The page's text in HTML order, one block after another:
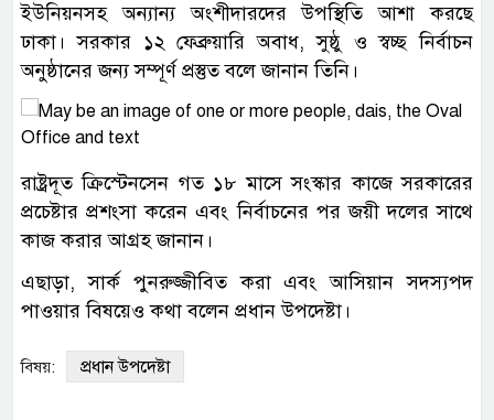
ইউনিয়নসহ অন্যান্য অংশীদারদের উপস্থিতি আশা করছে
ঢাকা। সরকার ১২ ফেব্রুয়ারি অবাধ, সুষ্ঠু ও স্বচ্ছ নির্বাচন
অনুষ্ঠানের জন্য সম্পূর্ণ প্রস্তুত বলে জানান তিনি।
রাষ্ট্রদূত ক্রিস্টেনসেন গত ১৮ মাসে সংস্কার কাজে সরকারের
প্রচেষ্টার প্রশংসা করেন এবং নির্বাচনের পর জয়ী দলের সাথে
কাজ করার আগ্রহ জানান।
এছাড়া, সার্ক পুনরুজ্জীবিত করা এবং আসিয়ান সদস্যপদ
পাওয়ার বিষয়েও কথা বলেন প্রধান উপদেষ্টা।
বিষয়: প্রধান উপদেষ্টা